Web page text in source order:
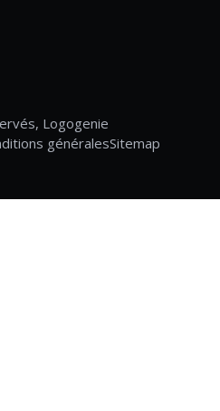
Logogenie
généralesSitemap